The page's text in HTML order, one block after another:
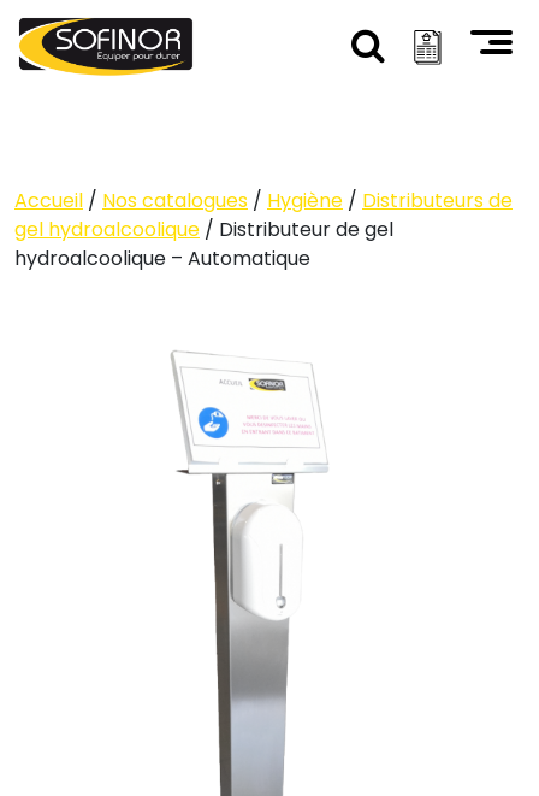
Accueil / Nos catalogues / Hygiène / Distributeurs de
gel hydroalcoolique / Distributeur de gel
hydroalcoolique – Automatique